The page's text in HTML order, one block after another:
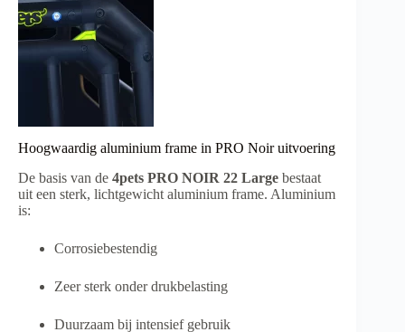
Hoogwaardig aluminium frame in PRO Noir uitvoering
De basis van de 4pets PRO NOIR 22 Large bestaat
uit een sterk, lichtgewicht aluminium frame. Aluminium
is:
Corrosiebestendig
Zeer sterk onder drukbelasting
Duurzaam bij intensief gebruik